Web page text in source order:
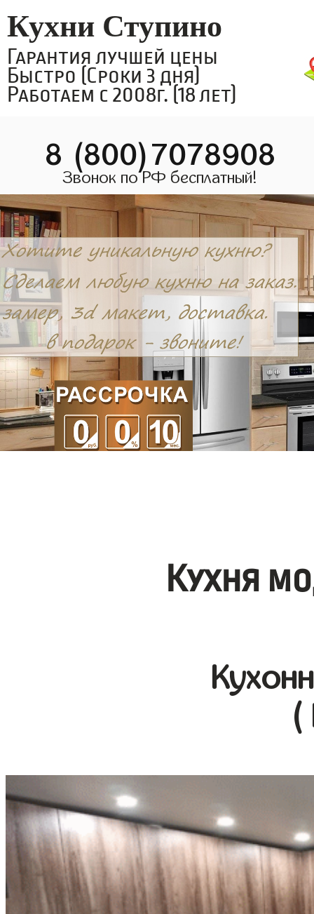
Кухни Ступино
Гарантия лучшей цены
Быстро (Сроки 3 дня)
Работаем с 2008г. (18 лет)
8 (800)7078908
Звонок по РФ бесплатный!
Кухня
(